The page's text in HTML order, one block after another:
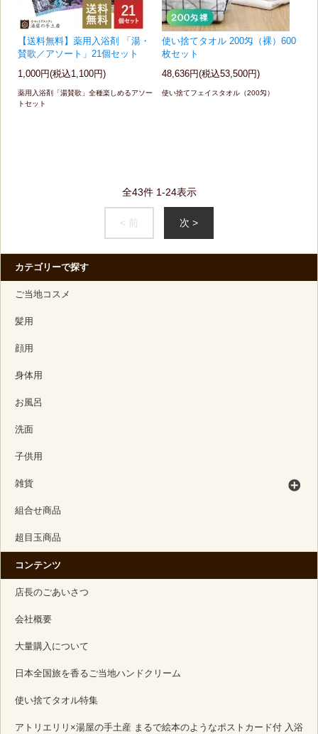
【送料無料】薬用入浴剤 「湯・
賛歌／アソート」21個セット
1,000円(税込1,100円)
薬用入浴剤「湯賛歌」全種楽しめるアソー
トセット
使い捨てタオル 200匁（裸）600
枚セット
48,636円(税込53,500円)
使い捨てフェイスタオル（200匁）
全43件 1-24表示
< 前 次 >
カテゴリーで探す
ご当地コスメ
髪用
顔用
身体用
お風呂
洗面
子供用
雑貨
組合せ商品
超目玉商品
コンテンツ
店長のごあいさつ
会社概要
大量購入について
日本全国旅を香るご当地ハンドクリーム
使い捨てタオル特集
アトリエリリ×湯屋の手土産 まるで絵本のようなポストカード付 入浴